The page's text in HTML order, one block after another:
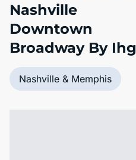
Nashville
Downtown
Broadway By Ihg
Nashville & Memphis